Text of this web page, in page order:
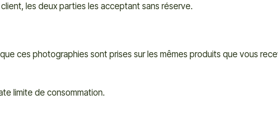
les deux parties les acceptant sans réserve.
ces photographies sont prises sur les mêmes produits que vous
limite de consommation.